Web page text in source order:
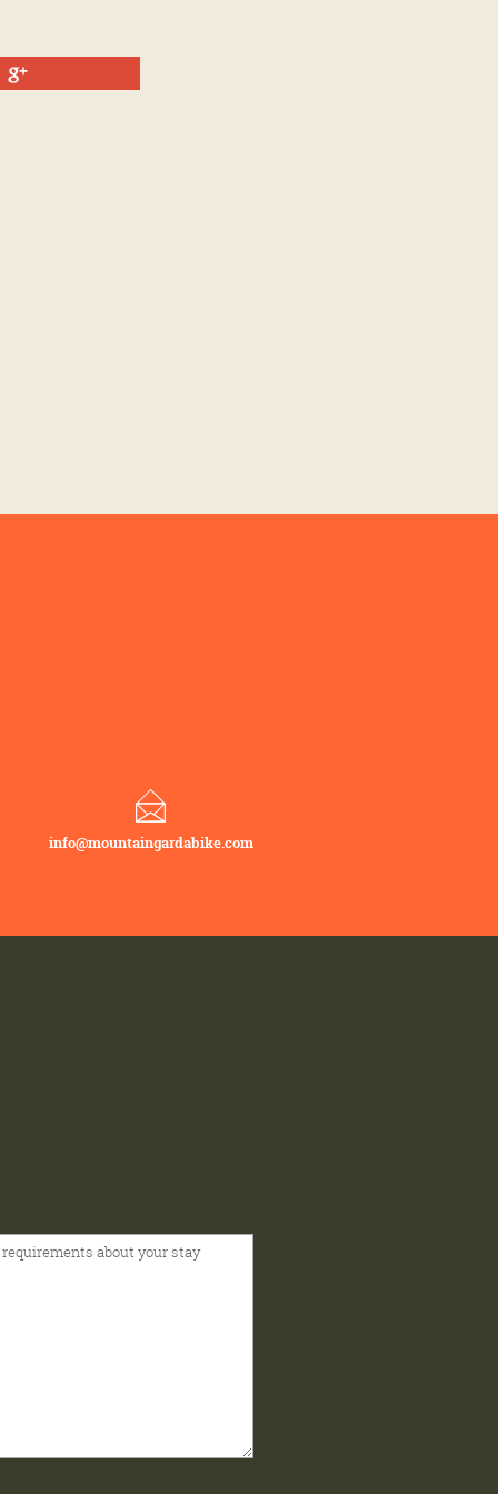
info@mountaingardabike.com